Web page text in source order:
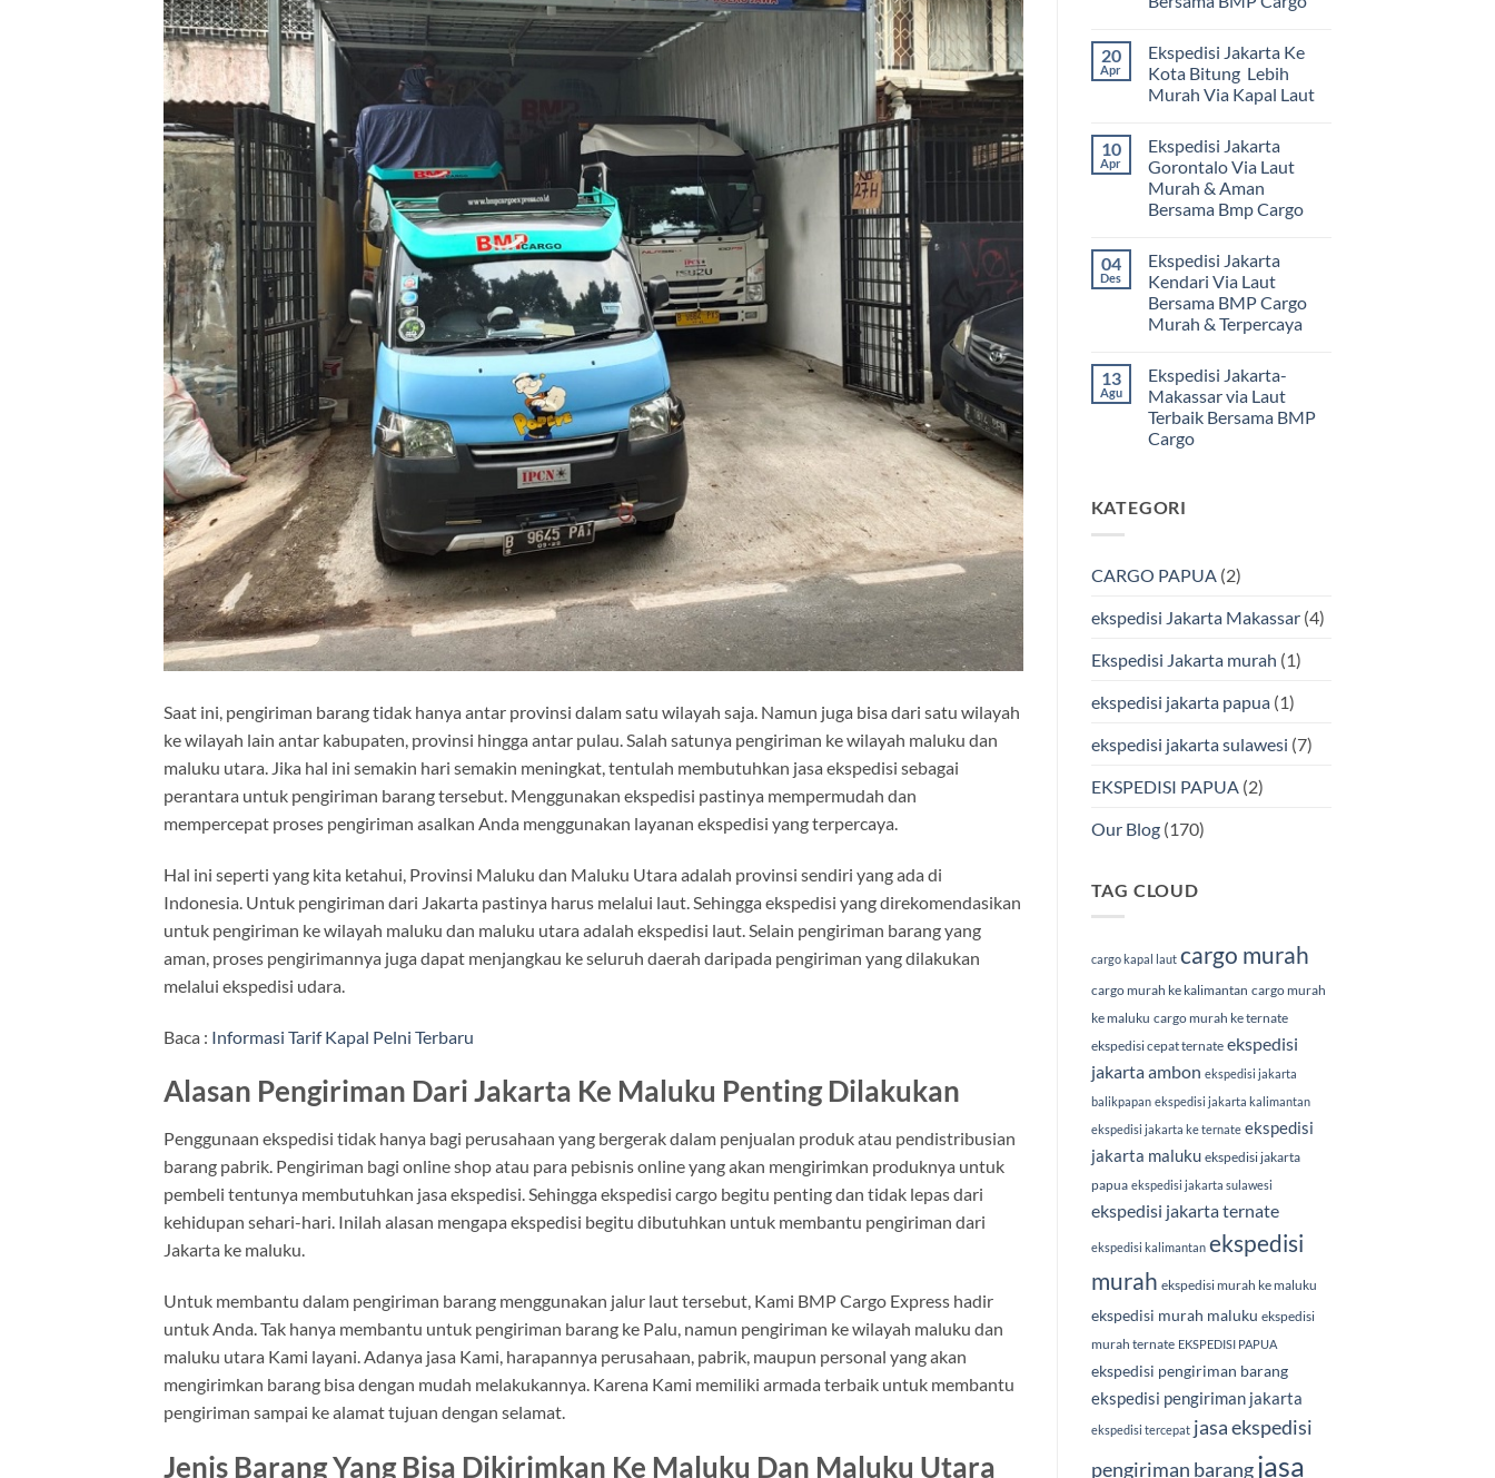
Saat ini, pengiriman barang tidak hanya antar provinsi dalam satu wilayah saja. Namun juga bisa dari satu wilayah
ke wilayah lain antar kabupaten, provinsi hingga antar pulau. Salah satunya pengiriman ke wilayah maluku dan
maluku utara. Jika hal ini semakin hari semakin meningkat, tentulah membutuhkan jasa ekspedisi sebagai
perantara untuk pengiriman barang tersebut. Menggunakan ekspedisi pastinya mempermudah dan
mempercepat proses pengiriman asalkan Anda menggunakan layanan ekspedisi yang terpercaya.
Hal ini seperti yang kita ketahui, Provinsi Maluku dan Maluku Utara adalah provinsi sendiri yang ada di
Indonesia. Untuk pengiriman dari Jakarta pastinya harus melalui laut. Sehingga ekspedisi yang direkomendasikan
untuk pengiriman ke wilayah maluku dan maluku utara adalah ekspedisi laut. Selain pengiriman barang yang
aman, proses pengirimannya juga dapat menjangkau ke seluruh daerah daripada pengiriman yang dilakukan
melalui ekspedisi udara.
Baca : Informasi Tarif Kapal Pelni Terbaru
Alasan Pengiriman Dari Jakarta Ke Maluku Penting Dilakukan
Penggunaan ekspedisi tidak hanya bagi perusahaan yang bergerak dalam penjualan produk atau pendistribusian
barang pabrik. Pengiriman bagi online shop atau para pebisnis online yang akan mengirimkan produknya untuk
pembeli tentunya membutuhkan jasa ekspedisi. Sehingga ekspedisi cargo begitu penting dan tidak lepas dari
kehidupan sehari-hari. Inilah alasan mengapa ekspedisi begitu dibutuhkan untuk membantu pengiriman dari
Jakarta ke maluku.
Untuk membantu dalam pengiriman barang menggunakan jalur laut tersebut, Kami BMP Cargo Express hadir
untuk Anda. Tak hanya membantu untuk pengiriman barang ke Palu, namun pengiriman ke wilayah maluku dan
maluku utara Kami layani. Adanya jasa Kami, harapannya perusahaan, pabrik, maupun personal yang akan
mengirimkan barang bisa dengan mudah melakukannya. Karena Kami memiliki armada terbaik untuk membantu
pengiriman sampai ke alamat tujuan dengan selamat.
Jenis Barang Yang Bisa Dikirimkan Ke Maluku Dan Maluku Utara
komentar
pada
Ekspedisi
Jakarta
dan
Terpercaya
|
Jasa
Cargo
Jakarta
Bersama
BMP
Cargo
20
Apr
Ekspedisi Jakarta Ke
Kota Bitung Lebih
Murah Via Kapal Laut
komentar
pada
Ekspedisi
Jakarta
Ke
Kota
Murah
Via
Kapal
Laut
10
Apr
Ekspedisi Jakarta
Gorontalo Via Laut
Murah & Aman
Bersama Bmp Cargo
komentar
pada
Ekspedisi
Jakarta
Gorontalo
Via
&
Aman
Bersama
Bmp
Cargo
04
Des
Ekspedisi Jakarta
Kendari Via Laut
Bersama BMP Cargo
Murah & Terpercaya
komentar
pada
Ekspedisi
Jakarta
Kendari
Via
Cargo
13
Agu
Ekspedisi Jakarta-
Makassar via Laut
Terbaik Bersama BMP
Cargo
pada
Ekspedisi
Laut
BMP
KATEGORI
CARGO PAPUA (2)
ekspedisi Jakarta Makassar(4)
Ekspedisi Jakarta murah (1)
ekspedisi jakarta papua(1)
ekspedisi jakarta sulawesi (7)
EKSPEDISI PAPUA (2)
Our Blog(170)
TAG CLOUD
cargo kapal laut cargo murah
cargo murah ke kalimantan cargo murah
ke maluku cargo murah ke ternate
ekspedisi cepat ternate ekspedisi
jakarta ambon ekspedisi jakarta
balikpapan ekspedisi jakarta kalimantan
ekspedisi jakarta ke ternate ekspedisi
jakarta maluku ekspedisi jakarta
papua ekspedisi jakarta sulawesi
ekspedisi jakarta ternate
ekspedisi kalimantan ekspedisi
murah ekspedisi murah ke maluku
ekspedisi murah maluku ekspedisi
murah ternate EKSPEDISI PAPUA
ekspedisi pengiriman barang
ekspedisi pengiriman jakarta
ekspedisi tercepat jasa ekspedisi
pengiriman barang jasa